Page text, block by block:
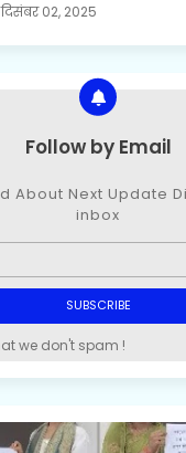
दिसंबर 02, 2025
Follow by Email
About Next Update
inbox
we don't spam !